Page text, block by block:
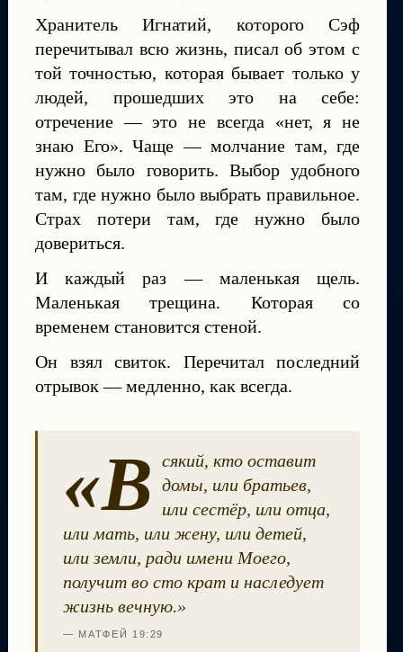
Хранитель Игнатий, которого Сэф
перечитывал всю жизнь, писал об этом с
той точностью, которая бывает только у
людей, прошедших это на себе:
отречение — это не всегда «нет, я не
знаю Его». Чаще — молчание там, где
нужно было говорить. Выбор удобного
там, где нужно было выбрать правильное.
Страх потери там, где нужно было
довериться.
И каждый раз — маленькая щель.
Маленькая трещина. Которая со
временем становится стеной.
Он взял свиток. Перечитал последний
отрывок — медленно, как всегда.
«В сякий, кто оставит
домы, или братьев,
или сестёр, или отца,
или мать, или жену, или детей,
или земли, ради имени Моего,
получит во сто крат и наследует
жизнь вечную.»
— МАТФЕЙ 19:29